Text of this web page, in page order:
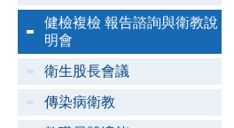
健檢複檢 報告諮詢與衛教說
明會
衛生股長會議
傳染病衛教